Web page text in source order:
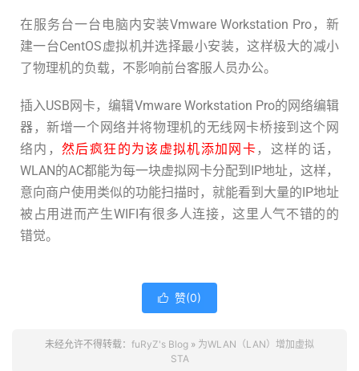
在服务台一台电脑内安装Vmware Workstation Pro，新
建一台CentOS虚拟机并选择最小安装，这样极大的减小
了物理机的负载，不影响前台客服人员办公。
插入USB网卡，编辑Vmware Workstation Pro的网络编辑
器，新增一个网络并将物理机的无线网卡桥接到这个网
络内，然后疯狂的为该虚拟机添加网卡 ，这样的话，
WLAN的AC都能为每一块虚拟网卡分配到IP地址，这样，
意向商户使用类似的功能扫描时，就能看到大量的IP地址
被占用进而产生WIFI有很多人连接，这里人气不错的的
错觉。
 赞(0)
未经允许不得转载： fuRyZ's Blog » 为WLAN（LAN）增加虚拟
STA